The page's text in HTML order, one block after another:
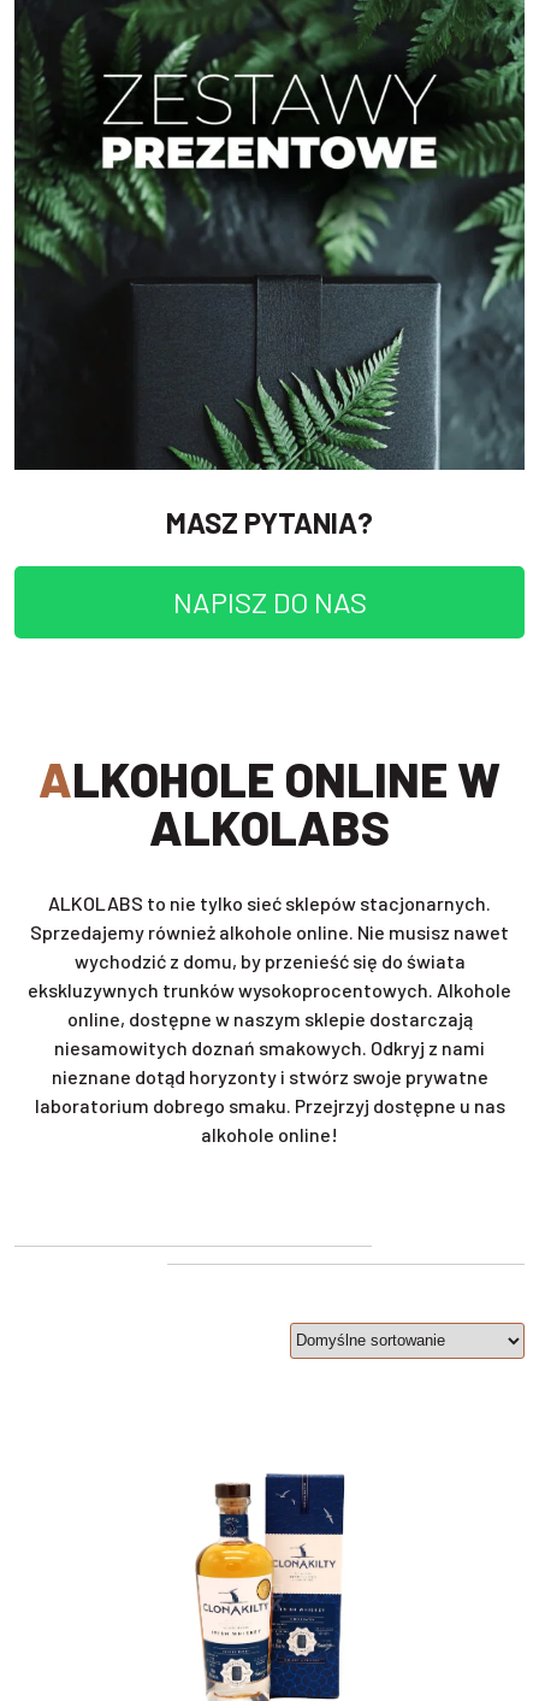
MASZ PYTANIA?
NAPISZ DO NAS
ALKOHOLE ONLINE W
ALKOLABS
ALKOLABS to nie tylko sieć sklepów stacjonarnych.
Sprzedajemy również alkohole online. Nie musisz nawet
wychodzić z domu, by przenieść się do świata
ekskluzywnych trunków wysokoprocentowych. Alkohole
online, dostępne w naszym sklepie dostarczają
niesamowitych doznań smakowych. Odkryj z nami
nieznane dotąd horyzonty i stwórz swoje prywatne
laboratorium dobrego smaku. Przejrzyj dostępne u nas
alkohole online!